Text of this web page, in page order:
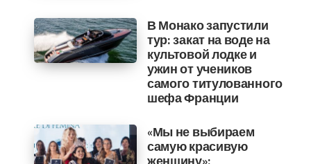
В Монако запустили
тур: закат на воде на
культовой лодке и
ужин от учеников
самого титулованного
шефа Франции
«Мы не выбираем
самую красивую